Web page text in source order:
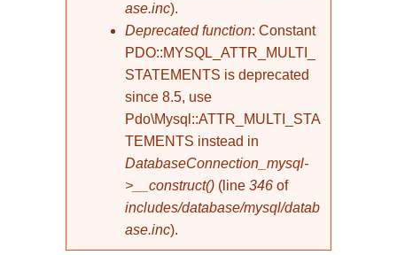
ase.inc).
Deprecated function: Constant
PDO::MYSQL_ATTR_MULTI_
STATEMENTS is deprecated
since 8.5, use
Pdo\Mysql::ATTR_MULTI_STA
TEMENTS instead in
DatabaseConnection_mysql-
>__construct() (line 346 of
includes/database/mysql/datab
ase.inc).